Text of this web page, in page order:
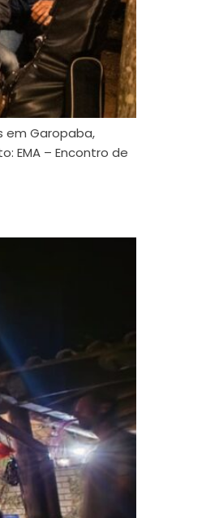
em Garopaba,
EMA – Encontro de